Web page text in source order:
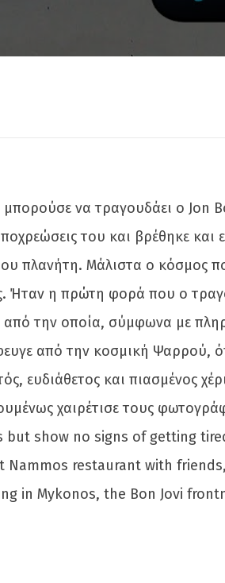
να τραγουδάει ο Jon
του και βρέθηκε
πλανήτη. Μάλιστα ο κόσμος
Ήταν η πρώτη φορά που ο
την οποία, σύμφωνα με
από την κοσμική Ψαρρού,
ευδιάθετος και πιασμένος
χαιρέτισε τους
but show no signs of getting
Nammos restaurant with
in Mykonos, the Bon Jovi